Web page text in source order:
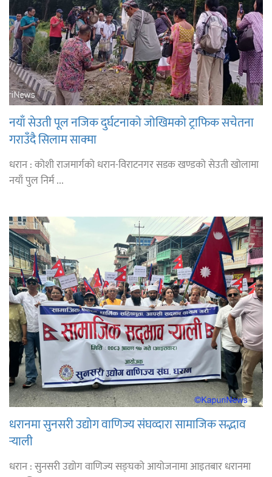
नयाँ सेउती पूल नजिक दुर्घटनाको जोखिमको ट्राफिक सचेतना
गराउँदै सिलाम साक्मा
धरान : कोशी राजमार्गको धरान-विराटनगर सडक खण्डको सेउती खोलामा
नयाँ पुल निर्म ...
धरानमा सुनसरी उद्योग वाणिज्य संघव्दारा सामाजिक सद्भाव
र्‍याली
धरान : सुनसरी उद्योग वाणिज्य सङ्घको आयोजनामा आइतबार धरानमा